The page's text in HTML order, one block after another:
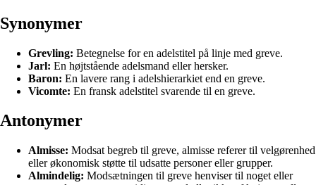
Synonymer
Grevling: Betegnelse for en adelstitel på linje med greve.
Jarl: En højtstående adelsmand eller hersker.
Baron: En lavere rang i adelshierarkiet end en greve.
Vicomte: En fransk adelstitel svarende til en greve.
Antonymer
Almisse: Modsat begreb til greve, almisse referer til velgørenhed
eller økonomisk støtte til udsatte personer eller grupper.
Almindelig: Modsætningen til greve henviser til noget eller